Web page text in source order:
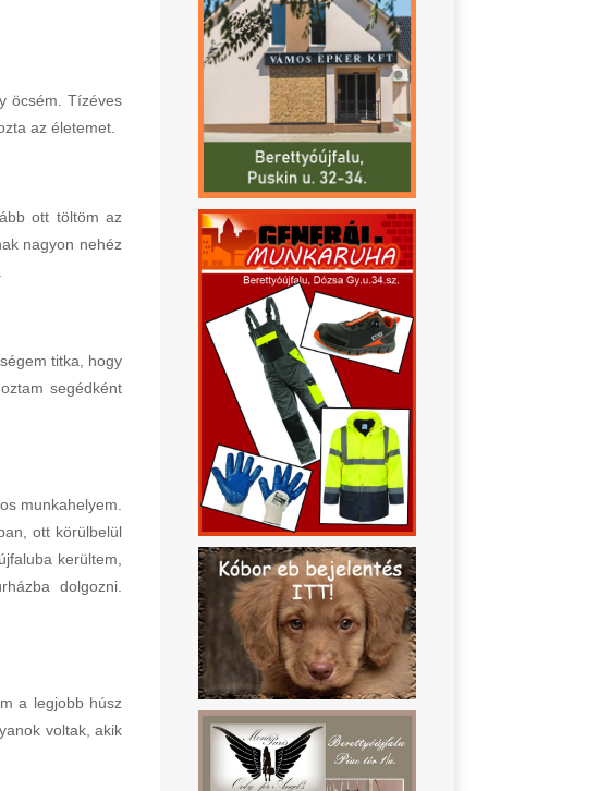
öcsém. Tízéves
az életemet.
ott töltöm az
nagyon nehéz
titka, hogy
segédként
munkahelyem.
ott körülbelül
kerültem,
dolgozni.
a legjobb húsz
voltak, akik